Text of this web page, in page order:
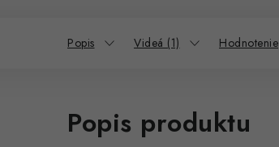
Popis Videá (1) Hodnotenie
Popis produktu